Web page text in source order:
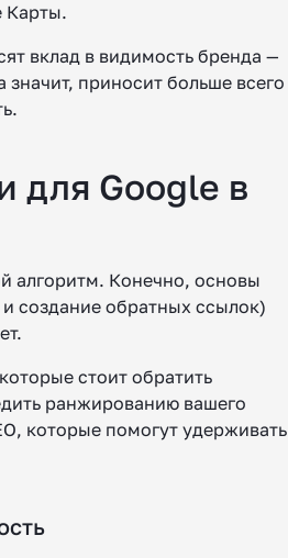
Карты.
вклад в видимость бренда —
приносит больше всего
для Google в
алгоритм. Конечно, основы
создание обратных ссылок)
стоит обратить
ранжированию вашего
которые помогут удерживать